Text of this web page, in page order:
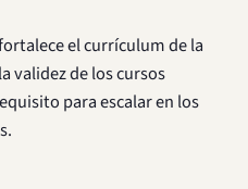
el currículum de la
validez de los cursos
para escalar en los